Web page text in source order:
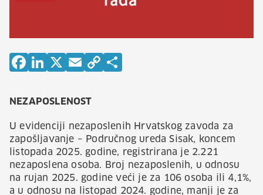
NEZAPOSLENOST
U evidenciji nezaposlenih Hrvatskog zavoda za
zapošljavanje – Područnog ureda Sisak, koncem
listopada 2025. godine, registrirana je 2.221
nezaposlena osoba. Broj nezaposlenih, u odnosu
na rujan 2025. godine veći je za 106 osoba ili 4,1%,
a u odnosu na listopad 2024. godine, manji je za